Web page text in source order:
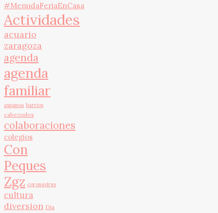
#MenudaFeriaEnCasa
Actividades
acuario
zaragoza
agenda
agenda
familiar
aspanoa barrios
cabezudos
colaboraciones
colegios
Con
Peques
Zgz coronavirus
cultura
diversion Día